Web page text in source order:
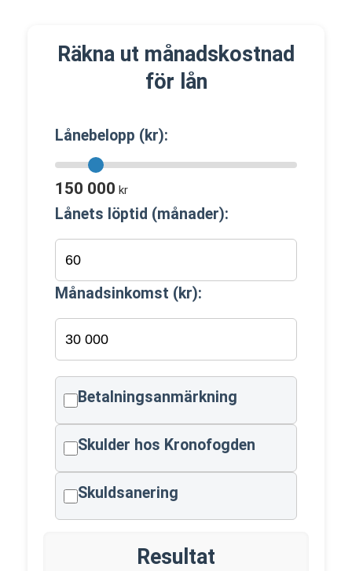
Räkna ut månadskostnad
för lån
Lånebelopp (kr):
150 000 kr
Lånets löptid (månader):
Månadsinkomst (kr):
Betalningsanmärkning
Skulder hos Kronofogden
Skuldsanering
Resultat